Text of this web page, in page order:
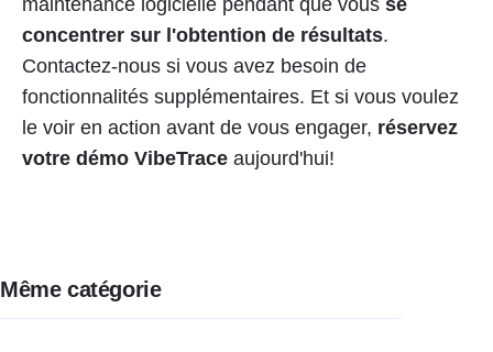
concentrer sur l'obtention de résultats.
Contactez-nous si vous avez besoin de
fonctionnalités supplémentaires. Et si vous voulez
le voir en action avant de vous engager, réservez
votre démo VibeTrace aujourd'hui!
Même catégorie